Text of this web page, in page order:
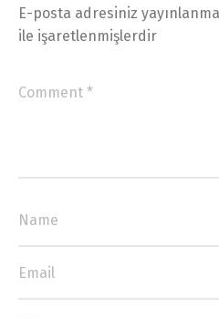
E-posta adresiniz
ile işaretlenmişlerdir